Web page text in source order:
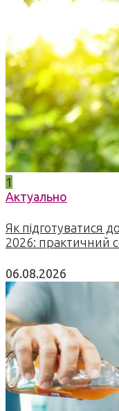
1
Актуально
Як підготуватися
2026: практичний
06.08.2026